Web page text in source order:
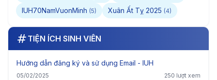
IUH70NamVuonMinh (5) Xuân Ất Tỵ 2025 (4)
TIỆN ÍCH SINH VIÊN
Hướng dẫn đăng ký và sử dụng Email - IUH
05/02/2025 250 lượt xem